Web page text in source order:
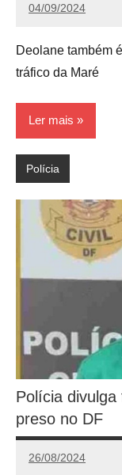
04/09/2024
Calango
Deolane também
tráfico da Maré
Ler mais
Polícia
Polícia
preso no DF
26/08/2024
Calango